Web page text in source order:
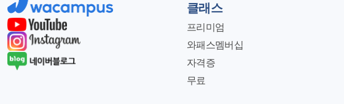
클래스
프리미엄
와패스멤버십
자격증
무료